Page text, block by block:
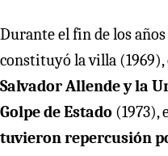
Durante el fin de los
constituyó la villa
Salvador Allende y la
Golpe de Estado (1973),
tuvieron repercusión